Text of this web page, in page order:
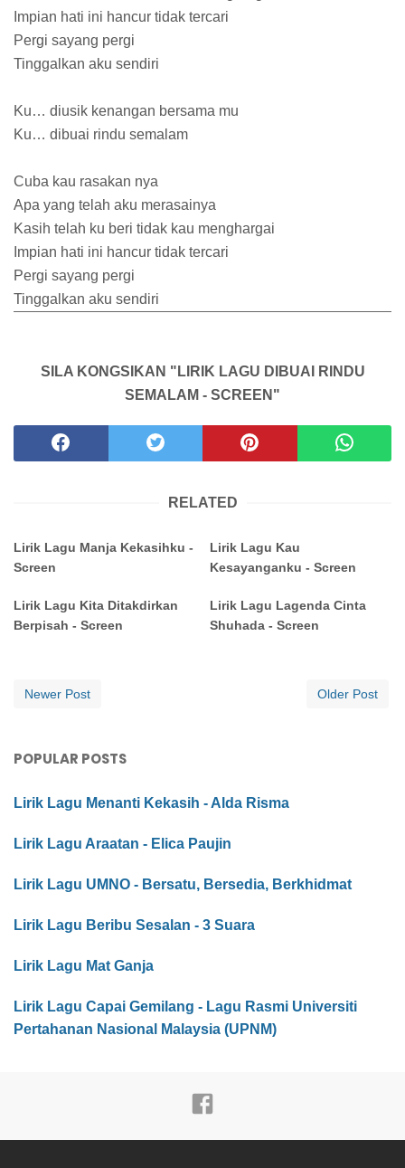
Impian hati ini hancur tidak tercari
Pergi sayang pergi
Tinggalkan aku sendiri
Ku… diusik kenangan bersama mu
Ku… dibuai rindu semalam
Cuba kau rasakan nya
Apa yang telah aku merasainya
Kasih telah ku beri tidak kau menghargai
Impian hati ini hancur tidak tercari
Pergi sayang pergi
Tinggalkan aku sendiri
SILA KONGSIKAN "LIRIK LAGU DIBUAI RINDU
SEMALAM - SCREEN"
RELATED
Lirik Lagu Manja Kekasihku -
Screen
Lirik Lagu Kau
Kesayanganku - Screen
Lirik Lagu Kita Ditakdirkan
Berpisah - Screen
Lirik Lagu Lagenda Cinta
Shuhada - Screen
Newer Post Older Post
POPULAR POSTS
Lirik Lagu Menanti Kekasih - Alda Risma
Lirik Lagu Araatan - Elica Paujin
Lirik Lagu UMNO - Bersatu, Bersedia, Berkhidmat
Lirik Lagu Beribu Sesalan - 3 Suara
Lirik Lagu Mat Ganja
Lirik Lagu Capai Gemilang - Lagu Rasmi Universiti
Pertahanan Nasional Malaysia (UPNM)